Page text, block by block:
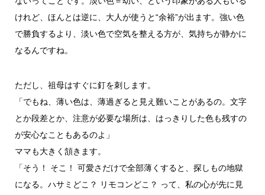
けれど、ほんとは逆に、大人が使うと“余裕”が出ます。強い色
で勝負するより、淡い色で空気を整える方が、気持ちが静かに
なるんですね。
ただし、祖母はすぐに釘を刺します。
「でもね、薄い色は、薄過ぎると見え難いことがあるの。文字
とか段差とか、注意が必要な場所は、はっきりした色も残すの
が安心なこともあるのよ」
ママも大きく頷きます。
「そう！ そこ！ 可愛さだけで全部薄くすると、探しもの地獄
になる。ハサミどこ？ リモコンどこ？ って、私の心が先に見